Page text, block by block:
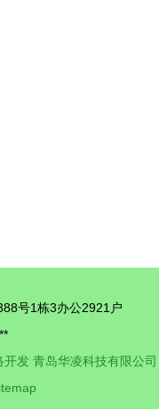
号1栋3办公2921户
开发 青岛华凌科技有限公司